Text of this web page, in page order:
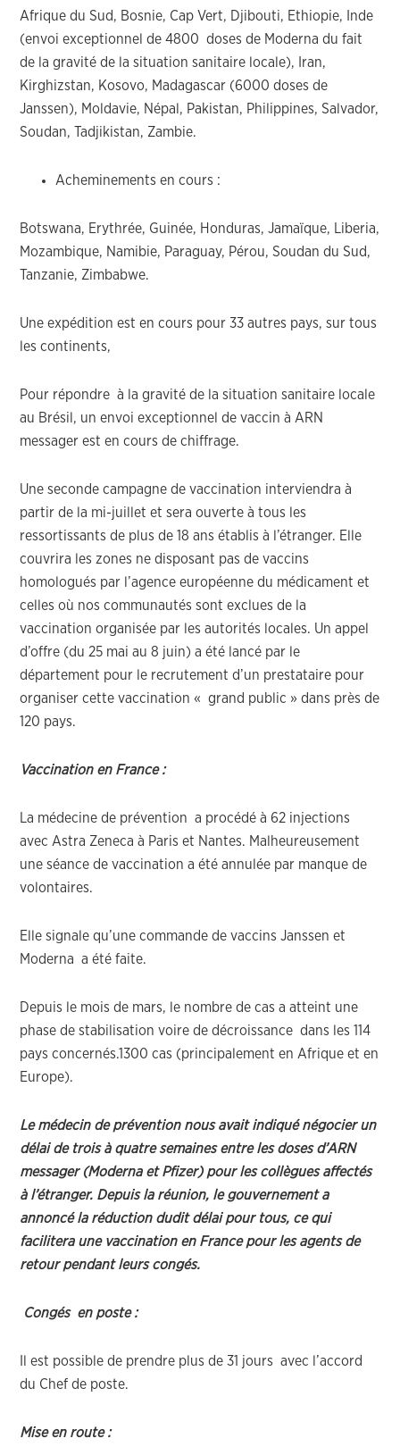
Afrique du Sud, Bosnie, Cap Vert, Djibouti, Ethiopie, Inde
(envoi exceptionnel de 4800 doses de Moderna du fait
de la gravité de la situation sanitaire locale), Iran,
Kirghizstan, Kosovo, Madagascar (6000 doses de
Janssen), Moldavie, Népal, Pakistan, Philippines, Salvador,
Soudan, Tadjikistan, Zambie.
Acheminements en cours :
Botswana, Erythrée, Guinée, Honduras, Jamaïque, Liberia,
Mozambique, Namibie, Paraguay, Pérou, Soudan du Sud,
Tanzanie, Zimbabwe.
Une expédition est en cours pour 33 autres pays, sur tous
les continents,
Pour répondre à la gravité de la situation sanitaire locale
au Brésil, un envoi exceptionnel de vaccin à ARN
messager est en cours de chiffrage.
Une seconde campagne de vaccination interviendra à
partir de la mi-juillet et sera ouverte à tous les
ressortissants de plus de 18 ans établis à l’étranger. Elle
couvrira les zones ne disposant pas de vaccins
homologués par l’agence européenne du médicament et
celles où nos communautés sont exclues de la
vaccination organisée par les autorités locales. Un appel
d’offre (du 25 mai au 8 juin) a été lancé par le
département pour le recrutement d’un prestataire pour
organiser cette vaccination « grand public » dans près de
120 pays.
Vaccination en France :
La médecine de prévention a procédé à 62 injections
avec Astra Zeneca à Paris et Nantes. Malheureusement
une séance de vaccination a été annulée par manque de
volontaires.
Elle signale qu’une commande de vaccins Janssen et
Moderna a été faite.
Depuis le mois de mars, le nombre de cas a atteint une
phase de stabilisation voire de décroissance dans les 114
pays concernés.1300 cas (principalement en Afrique et en
Europe).
Le médecin de prévention nous avait indiqué négocier un
délai de trois à quatre semaines entre les doses d’ARN
messager (Moderna et Pfizer) pour les collègues affectés
à l’étranger. Depuis la réunion, le gouvernement a
annoncé la réduction dudit délai pour tous, ce qui
facilitera une vaccination en France pour les agents de
retour pendant leurs congés.
Congés en poste :
Il est possible de prendre plus de 31 jours avec l’accord
du Chef de poste.
Mise en route :